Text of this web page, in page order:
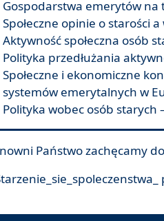
Gospodarstwa emerytów
Społeczne opinie o starości
Aktywność społeczna osób
Polityka przedłużania
Społeczne i ekonomiczne
systemów emerytalnych w
Polityka wobec osób starych
Państwo zachęcamy